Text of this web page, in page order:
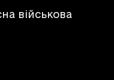
військова